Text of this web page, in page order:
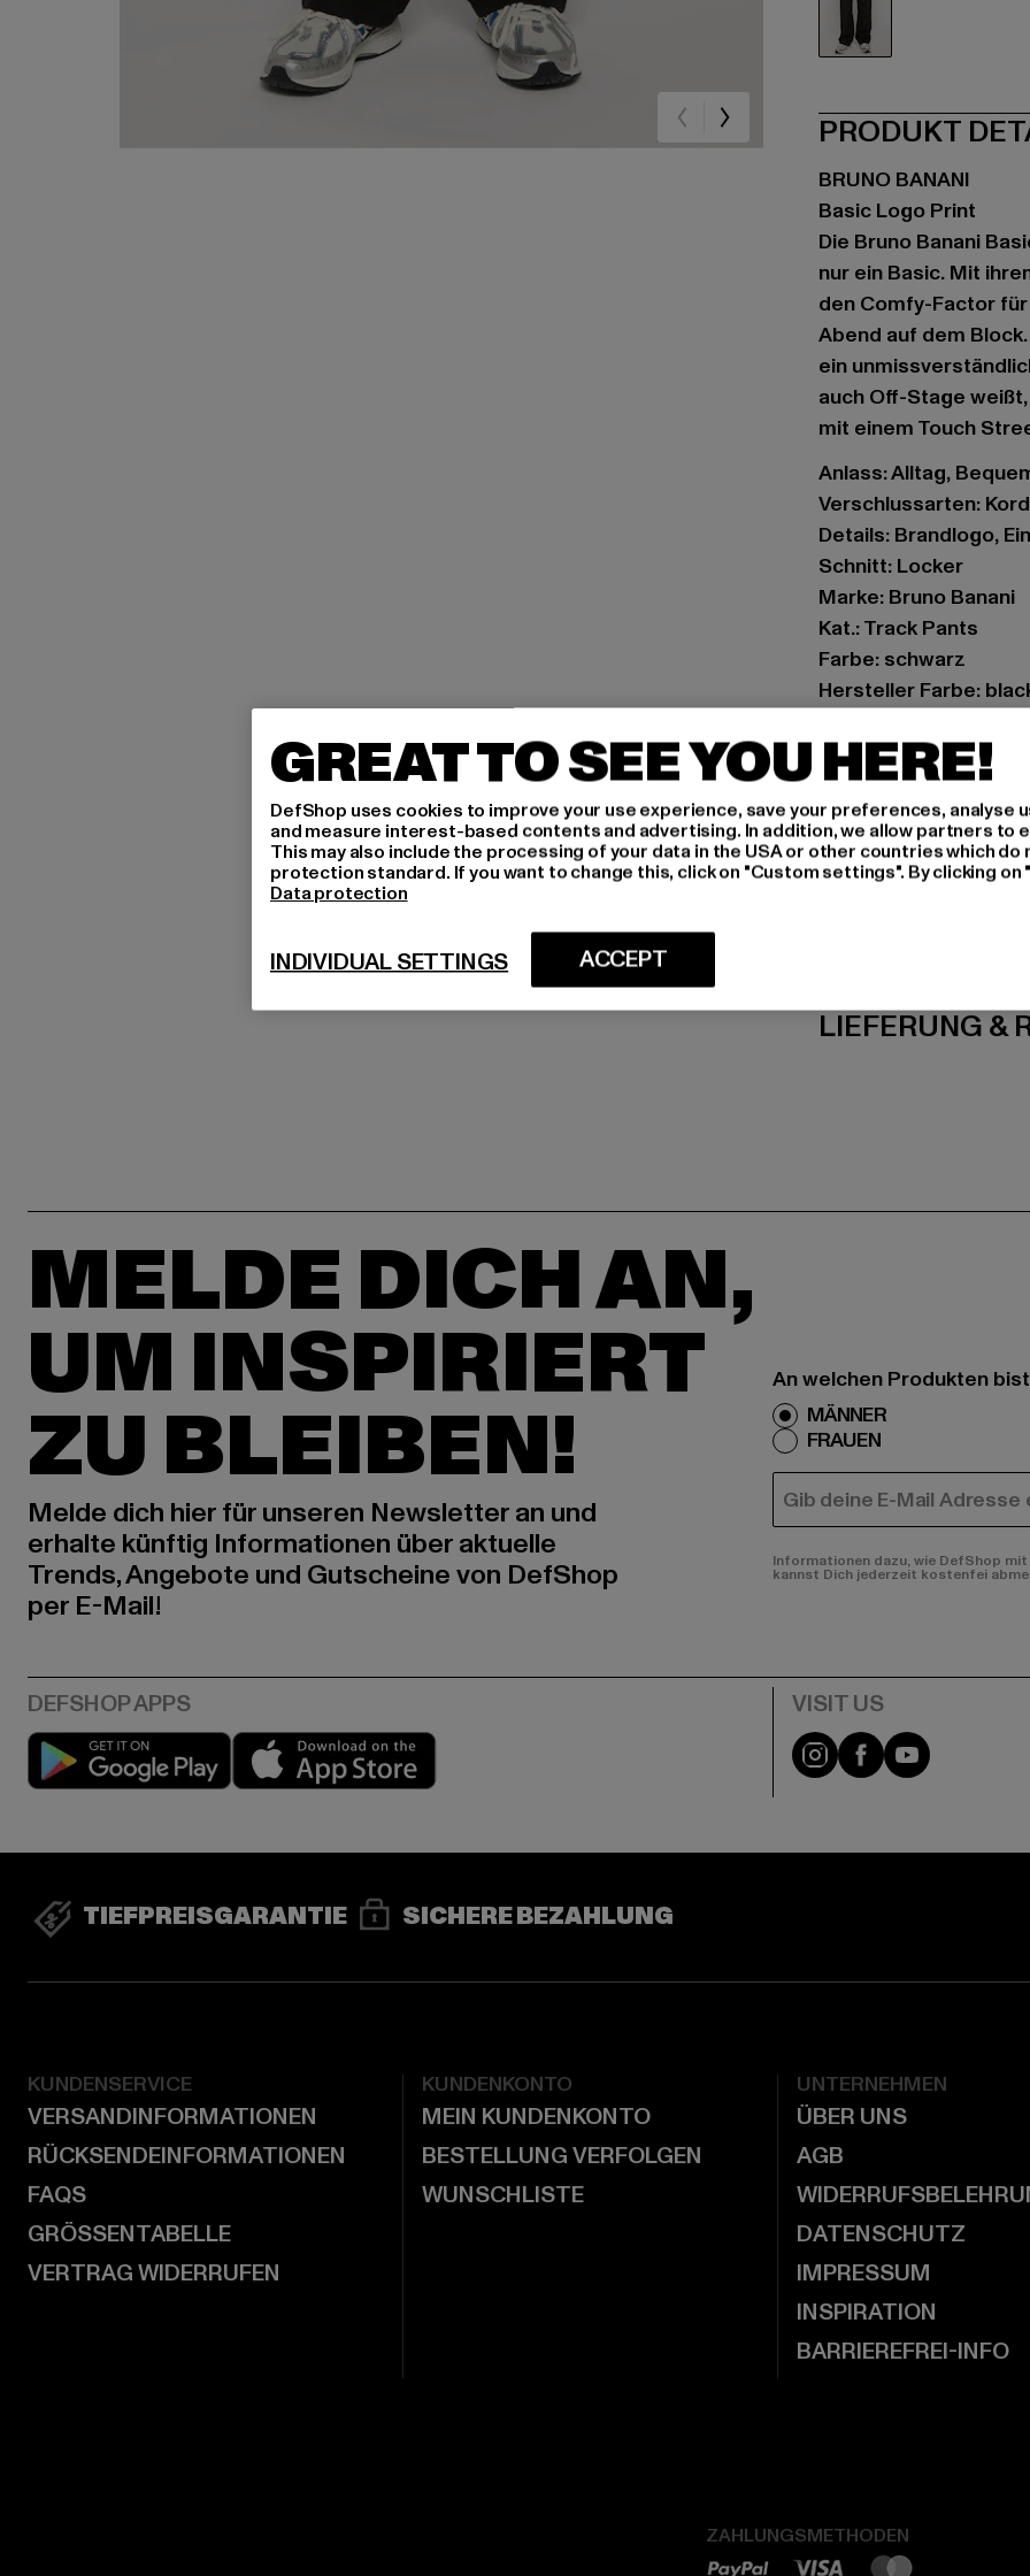
PRODUKT
BRUNO BANANI
Basic Logo Print
Die Bruno Banani
nur ein Basic. Mit
den Comfy-Factor
Abend auf dem
ein
auch Off-Stage
mit einem Touch
Anlass: Alltag,
Verschlussarten:
Details: Brandlogo,
Schnitt: Locker
Marke: Bruno Banani
Kat.: Track Pants
Farbe: schwarz
Hersteller Farbe:
Art.Nr: BBM126-010-
Hersteller: Noctane |
Am Hof 41683 | 1100
LIEFERUNG &
MELDE DICH AN,
UM INSPIRIERT
ZU BLEIBEN!
Melde dich hier für unseren Newsletter an und
erhalte künftig Informationen über aktuelle
Trends, Angebote und Gutscheine von DefShop
per E-Mail!
An welchen Produkten
MÄNNER
FRAUEN
E-MAIL
Informationen dazu, wie DefShop
kannst Dich jederzeit kostenfei
Play market Visit our Instagram
Visit ourVisit our
TIEFPREISGARANTIE SICHERE BEZAHLUNG
KUNDENSERVICE
VERSANDINFORMATIONEN
RÜCKSENDEINFORMATIONEN
FAQS
GRÖSSENTABELLE
VERTRAG WIDERRUFEN
KUNDENKONTO
MEIN KUNDENKONTO
BESTELLUNG VERFOLGEN
WUNSCHLISTE
UNTERNEHMEN
ÜBER UNS
AGB
DATENSCHUTZ
IMPRESSUM
INSPIRATION
BARRIEREFREI-INFO
ZAHLUNGSMETHODEN
GREAT TO SEE YOU HERE!
DefShop uses cookies to improve your use experience, save your preferences, analyse
and measure interest-based contents and advertising. In addition, we allow partners to
This may also include the processing of your data in the USA or other countries which do
protection standard. If you want to change this, click on "Custom settings". By clicking
Data protection
ACCEPT
INDIVIDUAL SETTINGS